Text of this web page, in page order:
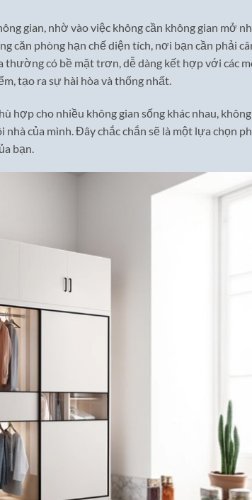
gian, nhờ vào việc không cần không gian mở
căn phòng hạn chế diện tích, nơi bạn cần phải
có bề mặt trơn, dễ dàng kết hợp với các
tạo ra sự hài hòa và thống nhất.
hợp cho nhiều không gian sống khác nhau,
nhà của mình. Đây chắc chắn sẽ là một lựa chọn
bạn.